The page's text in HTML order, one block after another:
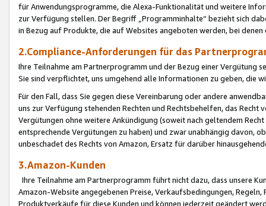
für Anwendungsprogramme, die Alexa-Funktionalität und weitere
zur Verfügung stellen. Der Begriff „Programminhalte“ bezieht sich
in Bezug auf Produkte, die auf Websites angeboten werden, bei
2.Compliance-Anforderungen für das
Ihre Teilnahme am Partnerprogramm und der Bezug einer Vergütung
Sie sind verpflichtet, uns umgehend alle Informationen zu geben, die
Für den Fall, dass Sie gegen diese Vereinbarung oder andere
uns zur Verfügung stehenden Rechten und Rechtsbehelfen, das
Vergütungen ohne weitere Ankündigung (soweit nach geltendem
entsprechende Vergütungen zu haben) und zwar unabhängig davon,
unbeschadet des Rechts von Amazon, Ersatz für darüber
3.Amazon-Kunden
Ihre Teilnahme am Partnerprogramm führt nicht dazu, dass unsere
Amazon-Website angegebenen Preise, Verkaufsbedingungen,
Produktverkäufe für diese Kunden und können jederzeit geändert